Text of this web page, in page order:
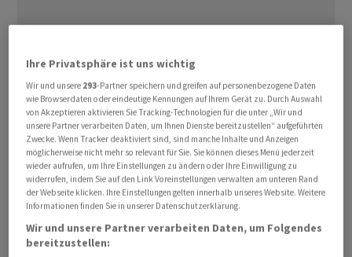
Volkswirte hatten hingegen mit einem Anstieg auf 205
000 gerechnet. Die wöchentlichen Erstanträge gelten als
zeitnaher Indikator für den amerikanischen
Arbeitsmarkt. Obwohl jüngste Wirtschaftsdaten auf eine
schwächere konjunkturelle Entwicklung hindeuten,
bleibt die Lage auf dem Arbeitsmarkt stabil.
Die US-Notenbank Fed berücksichtigt die Lage auf dem
Arbeitsmarkt stark in ihrer Geldpolitik. Sie versucht seit
Ihre Privatsphäre ist uns wichtig
Wir und unsere 293-Partner speichern und greifen auf personenbezogene Daten
wie Browserdaten oder eindeutige Kennungen auf Ihrem Gerät zu. Durch Auswahl
von Akzeptieren aktivieren Sie Tracking-Technologien für die unter „Wir und
unsere Partner verarbeiten Daten, um Ihnen Dienste bereitzustellen“ aufgeführten
Zwecke. Wenn Tracker deaktiviert sind, sind manche Inhalte und Anzeigen
möglicherweise nicht mehr so relevant für Sie. Sie können dieses Menü jederzeit
wieder aufrufen, um Ihre Einstellungen zu ändern oder Ihre Einwilligung zu
widerrufen, indem Sie auf den Link Voreinstellungen verwalten am unteren Rand
der Webseite klicken. Ihre Einstellungen gelten innerhalb unseres Website. Weitere
Informationen finden Sie in unserer Datenschutzerklärung.
Wir und unsere Partner verarbeiten Daten, um Folgendes
bereitzustellen: